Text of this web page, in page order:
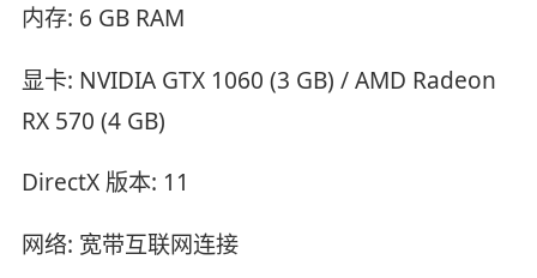
内存: 6 GB RAM
显卡: NVIDIA GTX 1060 (3 GB) / AMD Radeon
RX 570 (4 GB)
DirectX 版本: 11
网络: 宽带互联网连接